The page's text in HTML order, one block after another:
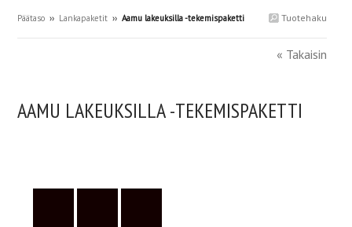
Tuotehaku
Päätaso ›› Lankapaketit ›› Aamu lakeuksilla -tekemispaketti
« Takaisin
AAMU LAKEUKSILLA -TEKEMISPAKETTI